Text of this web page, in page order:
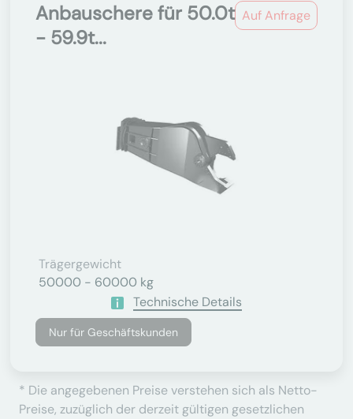
Auf Anfrage
Anbauschere für 50.0t
- 59.9t...
Trägergewicht
50000 - 60000 kg
Technische Details
Nur für Geschäftskunden
* Die angegebenen Preise verstehen sich als Netto-
Preise, zuzüglich der derzeit gültigen gesetzlichen